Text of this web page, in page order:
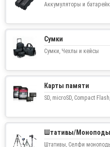
Аккумуляторы и
Сумки
Сумки, Чехлы и кейсы
Карты памяти
SD, microSD, Compact
Штативы/Моноподы
Штативы, Селфи